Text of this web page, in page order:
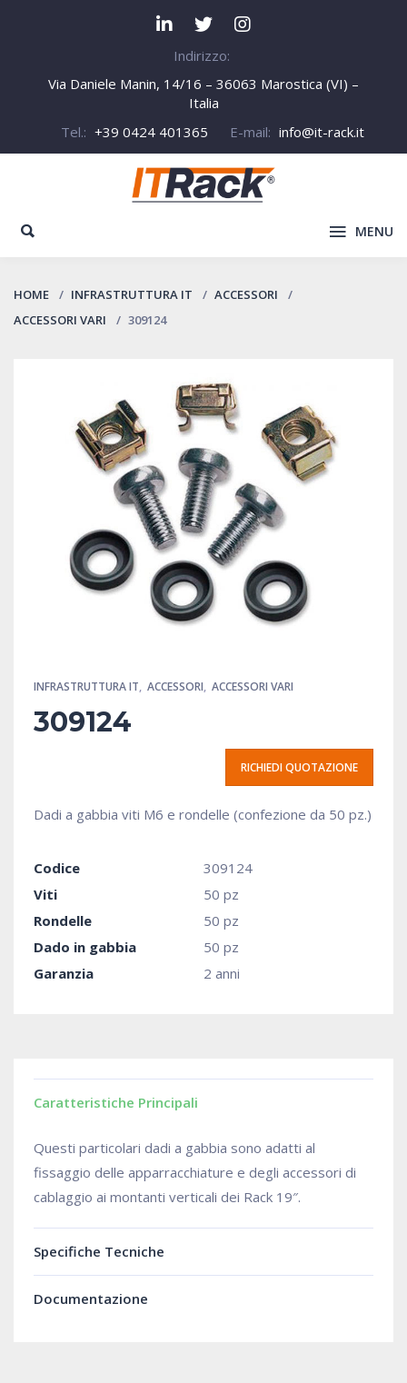
Indirizzo:
Via Daniele Manin, 14/16 – 36063 Marostica (VI) –
Italia
Tel.: +39 0424 401365 E-mail: info@it-rack.it
MENU
HOME INFRASTRUTTURA IT
ACCESSORI
ACCESSORI VARI
309124
INFRASTRUTTURA IT, ACCESSORI, ACCESSORI VARI
309124
RICHIEDI QUOTAZIONE
Dadi a gabbia viti M6 e rondelle (confezione da 50 pz.)
Codice
309124
Viti
50 pz
Rondelle
50 pz
Dado in gabbia
50 pz
Garanzia
2 anni
Caratteristiche Principali
Questi particolari dadi a gabbia sono adatti al
fissaggio delle apparracchiature e degli accessori di
cablaggio ai montanti verticali dei Rack 19″.
Specifiche Tecniche
Documentazione